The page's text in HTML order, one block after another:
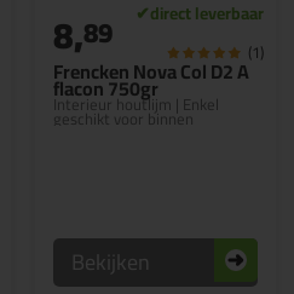
Frencken Nova Col D2 A
flacon 750gr
Interieur houtlijm | Enkel
geschikt voor binnen
8,89 (1)
Bekijken